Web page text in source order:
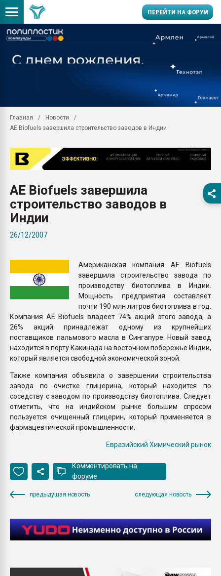
ПЕРЕЙТИ НА ФОРУМ
заводу пластмасс"
Подмосковье, Москва
28.07.2026
28.07.2026
ПЕРЕЙТИ НА
Главная
Новости
AE Biofuels завершила строительство заводов в Индии
AE Biofuels завершила
строительство заводов в
Индии
26/12/2007
Американская компания AE Biofuels
завершила строительство завода по
производству биотоплива в Индии.
Мощность предприятия составляет
почти 190 млн литров биотоплива в год.
Компания AE Biofuels владеет 74% акций этого завода, а
26% акций принадлежат одному из крупнейших
поставщиков пальмового масла в Сингапуре. Новый завод
находится в порту Какинада на восточном побережье Индии,
который является свободной экономической зоной.
Также компания объявила о завершении строительства
завода по очистке глицерина, который находится по
соседству с заводом по производству биотоплива. Следует
отметить, что на индийском рынке большим спросом
пользуется очищенный глицерин, который применяется в
фармацевтической промышленности.
Евразийский Химический рынок
Комментировать на
форуме
предыдущая новость следующая новость